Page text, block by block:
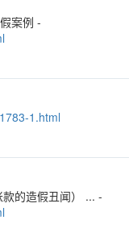
案例 -
1.html
的造假丑闻） ... -